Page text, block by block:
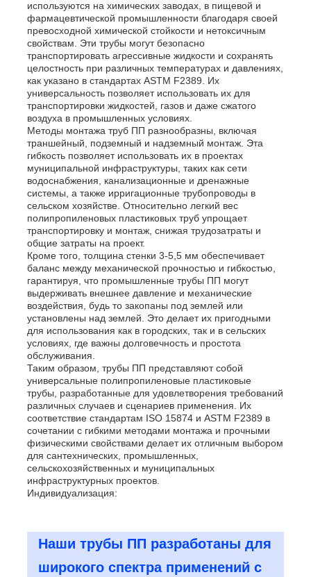
используются на химических заводах, в пищевой и
фармацевтической промышленности благодаря своей
превосходной химической стойкости и нетоксичным
свойствам. Эти трубы могут безопасно
транспортировать агрессивные жидкости и сохранять
целостность при различных температурах и давлениях,
как указано в стандартах ASTM F2389. Их
универсальность позволяет использовать их для
транспортировки жидкостей, газов и даже сжатого
воздуха в промышленных условиях.
Методы монтажа труб ПП разнообразны, включая
траншейный, подземный и надземный монтаж. Эта
гибкость позволяет использовать их в проектах
муниципальной инфраструктуры, таких как сети
водоснабжения, канализационные и дренажные
системы, а также ирригационные трубопроводы в
сельском хозяйстве. Относительно легкий вес
полипропиленовых пластиковых труб упрощает
транспортировку и монтаж, снижая трудозатраты и
общие затраты на проект.
Кроме того, толщина стенки 3-5,5 мм обеспечивает
баланс между механической прочностью и гибкостью,
гарантируя, что промышленные трубы ПП могут
выдерживать внешнее давление и механические
воздействия, будь то закопаны под землей или
установлены над землей. Это делает их пригодными
для использования как в городских, так и в сельских
условиях, где важны долговечность и простота
обслуживания.
Таким образом, трубы ПП представляют собой
универсальные полипропиленовые пластиковые
трубы, разработанные для удовлетворения требований
различных случаев и сценариев применения. Их
соответствие стандартам ISO 15874 и ASTM F2389 в
сочетании с гибкими методами монтажа и прочными
физическими свойствами делает их отличным выбором
для сантехнических, промышленных,
сельскохозяйственных и муниципальных
инфраструктурных проектов.
Индивидуализация:
Наши трубы ПП разработаны для
широкого спектра применений с